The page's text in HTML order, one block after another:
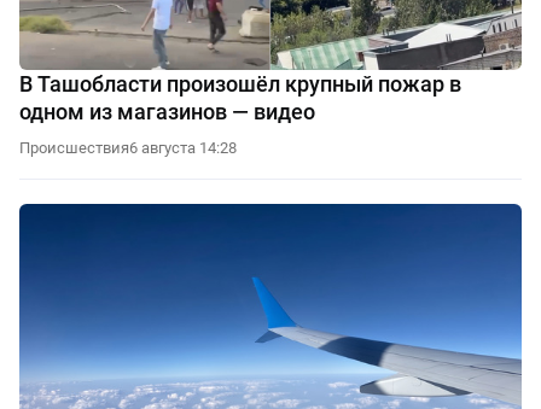
В Ташобласти произошёл крупный пожар в
одном из магазинов — видео
Происшествия6 августа 14:28